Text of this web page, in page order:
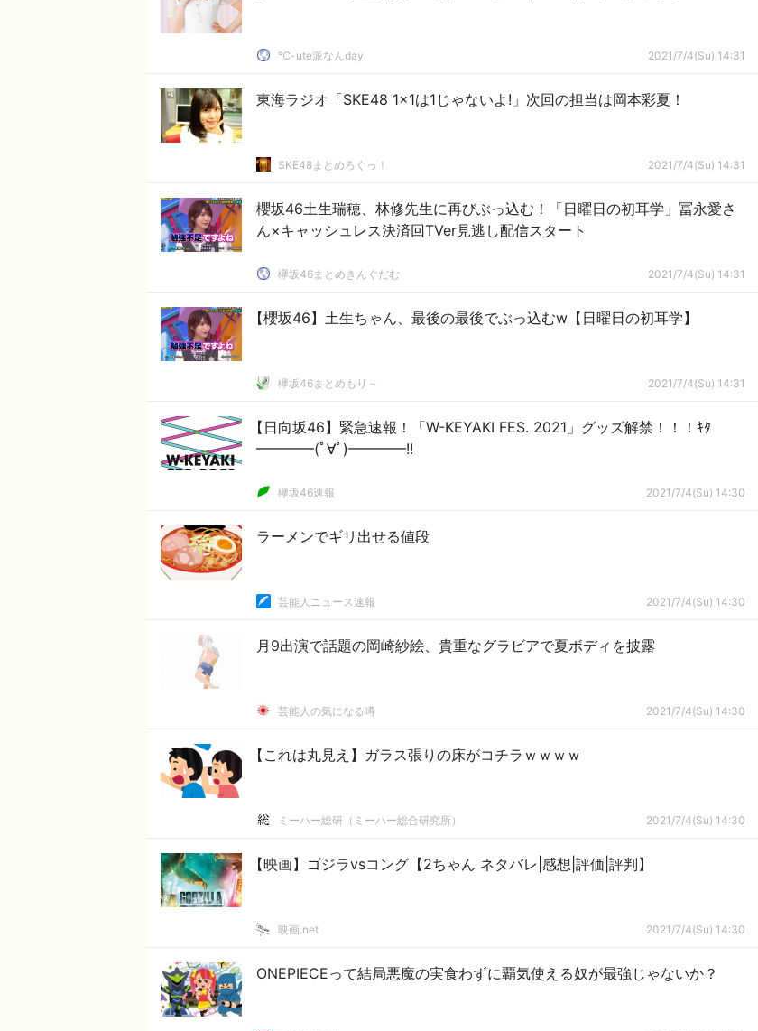
℃-ute派なんday 2021/7/4(Su) 14:31
東海ラジオ「SKE48 1×1は1じゃないよ!」次回の担当は岡本彩夏！
SKE48まとめろぐっ！ 2021/7/4(Su) 14:31
櫻坂46土生瑞穂、林修先生に再びぶっ込む！「日曜日の初耳学」冨永愛さ
ん×キャッシュレス決済回TVer見逃し配信スタート
欅坂46まとめきんぐだむ 2021/7/4(Su) 14:31
【櫻坂46】土生ちゃん、最後の最後でぶっ込むw【日曜日の初耳学】
欅坂46まとめもり～ 2021/7/4(Su) 14:31
【日向坂46】緊急速報！「W-KEYAKI FES. 2021」グッズ解禁！！！ｷﾀ
━━━━(ﾟ∀ﾟ)━━━━!!
欅坂46速報 2021/7/4(Su) 14:30
ラーメンでギリ出せる値段
芸能人ニュース速報 2021/7/4(Su) 14:30
月9出演で話題の岡崎紗絵、貴重なグラビアで夏ボディを披露
芸能人の気になる噂 2021/7/4(Su) 14:30
【これは丸見え】ガラス張りの床がコチラｗｗｗｗ
ミーハー総研（ミーハー総合研究所） 2021/7/4(Su) 14:30
【映画】ゴジラvsコング【2ちゃん ネタバレ|感想|評価|評判】
映画.net 2021/7/4(Su) 14:30
ONEPIECEって結局悪魔の実食わずに覇気使える奴が最強じゃないか？